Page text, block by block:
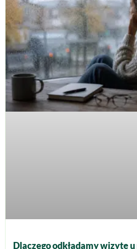
Dlaczego odkładamy wizytę